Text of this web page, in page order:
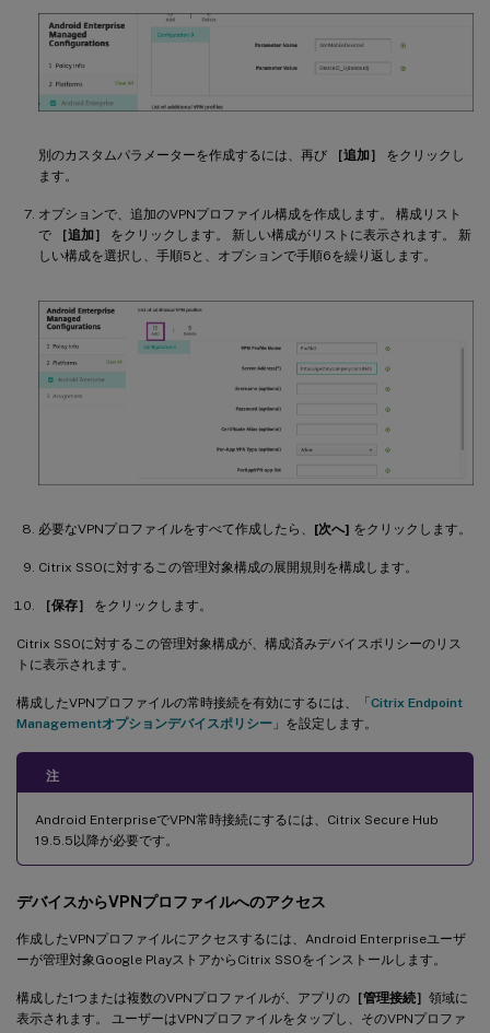
別のカスタムパラメーターを作成するには、再び ［追加］
をクリックし
ます。
オプションで、追加のVPNプロファイル構成を作成します。 構成リスト
で
［追加］
をクリックします。 新しい構成がリストに表示されます。 新
しい構成を選択し、手順5と、オプションで手順6を繰り返します。
必要なVPNプロファイルをすべて作成したら、 [次へ] をクリックします。
Citrix SSOに対するこの管理対象構成の展開規則を構成します。
［保存］ をクリックします。
Citrix SSOに対するこの管理対象構成が、構成済みデバイスポリシーのリス
トに表示されます。
構成したVPNプロファイルの常時接続を有効にするには、「 Citrix Endpoint
Managementオプションデバイスポリシー 」を設定します。
注
Android EnterpriseでVPN常時接続にするには、Citrix Secure Hub
19.5.5以降が必要です。
デバイスからVPNプロファイルへのアクセス
作成したVPNプロファイルにアクセスするには、Android Enterpriseユーザ
ーが管理対象Google PlayストアからCitrix SSOをインストールします。
構成した1つまたは複数のVPNプロファイルが、アプリの ［管理接続］ 領域に
表示されます。 ユーザーはVPNプロファイルをタップし、そのVPNプロファ